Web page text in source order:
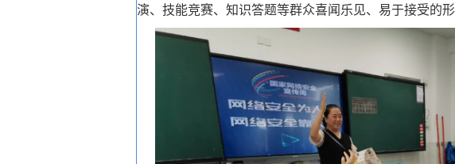
演、技能竞赛、知识答题等群众喜闻乐见、易于接受的